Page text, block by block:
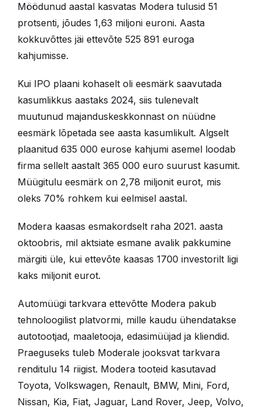
Möödunud aastal kasvatas Modera tulusid 51
protsenti, jõudes 1,63 miljoni euroni. Aasta
kokkuvõttes jäi ettevõte 525 891 euroga
kahjumisse.
Kui IPO plaani kohaselt oli eesmärk saavutada
kasumlikkus aastaks 2024, siis tulenevalt
muutunud majanduskeskkonnast on nüüdne
eesmärk lõpetada see aasta kasumlikult. Algselt
plaanitud 635 000 eurose kahjumi asemel loodab
firma sellelt aastalt 365 000 euro suurust kasumit.
Müügitulu eesmärk on 2,78 miljonit eurot, mis
oleks 70% rohkem kui eelmisel aastal.
Modera kaasas esmakordselt raha 2021. aasta
oktoobris, mil aktsiate esmane avalik pakkumine
märgiti üle, kui ettevõte kaasas 1700 investorilt ligi
kaks miljonit eurot.
Automüügi tarkvara ettevõtte Modera pakub
tehnoloogilist platvormi, mille kaudu ühendatakse
autotootjad, maaletooja, edasimüüjad ja kliendid.
Praeguseks tuleb Moderale jooksvat tarkvara
renditulu 14 riigist. Modera tooteid kasutavad
Toyota, Volkswagen, Renault, BMW, Mini, Ford,
Nissan, Kia, Fiat, Jaguar, Land Rover, Jeep, Volvo,